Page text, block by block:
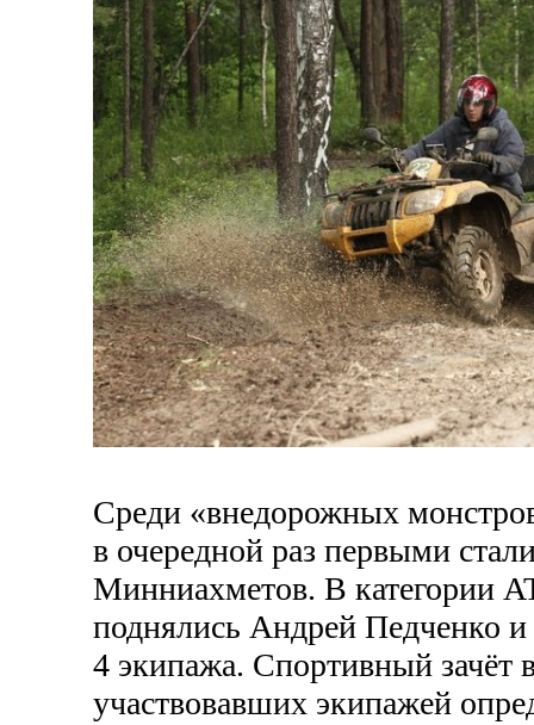
Среди «внедорожных
в очередной раз первыми
Минниахметов. В категории
поднялись Андрей Педченко
4 экипажа. Спортивный зачёт
участвовавших экипажей